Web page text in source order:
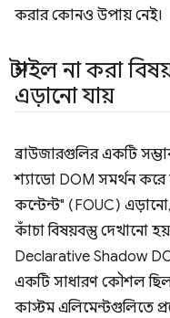
করার কোনও উপায় নেই।
স্টাইল না করা
এড়ানো যায়
ব্রাউজারগুলির একটি
শ্যাডো DOM সমর্থন
কন্টেন্ট" (FOUC)
কাঁচা বিষয়বস্তু দেখানো
Declarative Shadow
একটি সাধারণ কৌশল
কাস্টম এলিমেন্টগুলিতে